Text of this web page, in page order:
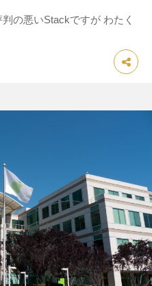
の悪いStackですが わたく